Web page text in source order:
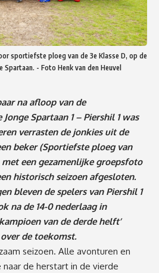
sportiefste ploeg van de 3e Klasse D, op de
- Foto Henk van den Heuvel
na afloop van de
Spartaan 1 – Piershil 1 was
verrasten de jonkies uit de
beker (Sportiefste ploeg van
met een gezamenlijke groepsfoto
historisch seizoen afgesloten.
bleven de spelers van Piershil 1
na de 14-0 nederlaag in
van de derde helft’
de toekomst.
seizoen. Alle avonturen en
de herstart in de vierde